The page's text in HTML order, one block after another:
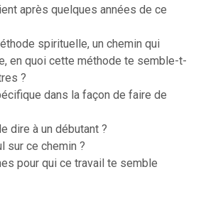
après quelques années de ce
spirituelle, un chemin qui
en quoi cette méthode te semble-t-
?
dans la façon de faire de
dire à un débutant ?
sur ce chemin ?
pour qui ce travail te semble